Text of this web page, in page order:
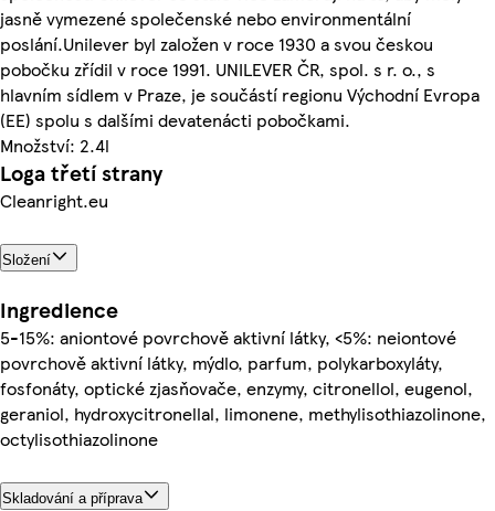
jasně vymezené společenské nebo environmentální
poslání.Unilever byl založen v roce 1930 a svou českou
pobočku zřídil v roce 1991. UNILEVER ČR, spol. s r. o., s
hlavním sídlem v Praze, je součástí regionu Východní Evropa
(EE) spolu s dalšími devatenácti pobočkami.
Množství: 2.4l
Loga třetí strany
Cleanright.eu
Složení
Ingredience
5-15%: aniontové povrchově aktivní látky, <5%: neiontové
povrchově aktivní látky, mýdlo, parfum, polykarboxyláty,
fosfonáty, optické zjasňovače, enzymy, citronellol, eugenol,
geraniol, hydroxycitronellal, limonene, methylisothiazolinone,
octylisothiazolinone
Skladování a příprava